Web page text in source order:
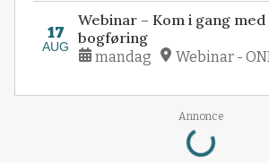
17
AUG
Webinar – Kom i gang
bogføring
mandag Webinar -
Annonce
Loading...